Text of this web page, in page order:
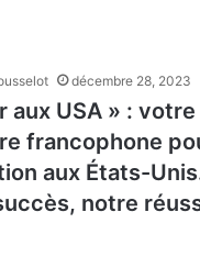
décembre 28, 2023
aux USA » : votre
francophone
aux États-
notre